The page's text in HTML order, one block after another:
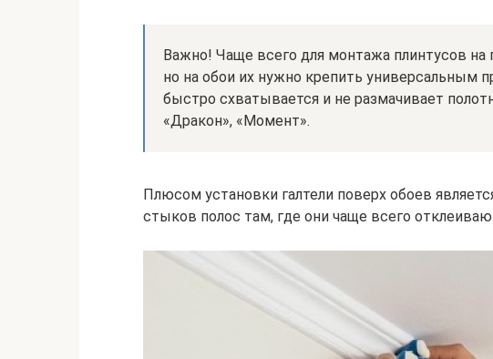
Важно! Чаще всего для монтажа плинтусов на
но на обои их нужно крепить универсальным
быстро схватывается и не размачивает
«Дракон», «Момент».
Плюсом установки галтели поверх обоев
стыков полос там, где они чаще всего